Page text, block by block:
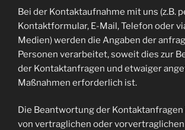
Bei der Kontaktaufnahme mit uns (z.B.
Kontaktformular, E-Mail, Telefon oder
Medien) werden die Angaben der
Personen verarbeitet, soweit dies zur
der Kontaktanfragen und etwaiger
Maßnahmen erforderlich ist.
Die Beantwortung der Kontaktanfragen
von vertraglichen oder